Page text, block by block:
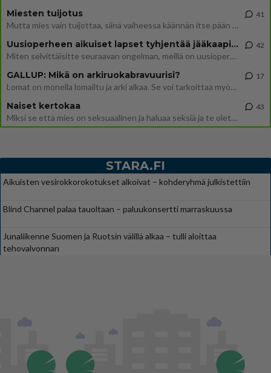
Miesten tuijotus
Mutta mies vain tuijottaa, siinä vaiheessa käännän itse pään pois. Mikä juttu? Yleensä jos joku tuijottaa tai katsoo, hä
41
Uusioperheen aikuiset lapset tyhjentää jääkaapin käydessään
Miten selvittäisitte seuraavan ongelman, meillä on uusioperhe, minulla teini-ikäiset lapset ja puolisolla aikuiset, jotk
42
GALLUP: Mikä on arkiruokabravuurisi?
Lomat on monella lomailtu ja arki alkaa. Se voi tarkoittaa myös sitä, että grillailut on grillattu ja palataan arjen ruo
17
Naiset kertokaa
Miksi se että mies on seksuaalinen ja haluaa seksiä ja te olette hänen mielestänne haluttava on vastenmielistä? Mikä sii
43
STARA.FI
Aikuisten vesirokkorokotukset alkoivat – kohderyhmä julkistettiin
Blind Channel palaa tauoltaan – paluukonsertti marraskuussa
Junaliikenne Suomen ja Ruotsin välillä alkaa – tulli aloittaa
tehovalvonnan